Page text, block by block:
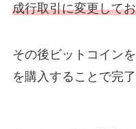
成行取引に変更して
その後ビットコイン
を購入することで完了